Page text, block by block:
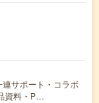
連サポート・コラボ
資料・P…